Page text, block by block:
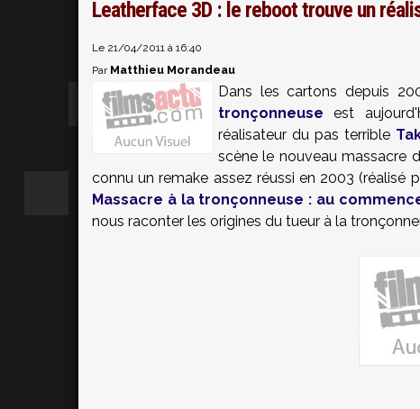
Leatherface 3D : le reboot trouve un
Le 21/04/2011 à 16:40
Par Matthieu Morandeau
Dans les cartons depuis
tronçonneuse est
réalisateur du pas terrible
scène le nouveau massacre
connu un remake assez réussi en 2003 (réalisé
Massacre à la tronçonneuse : au
nous raconter les origines du tueur à la